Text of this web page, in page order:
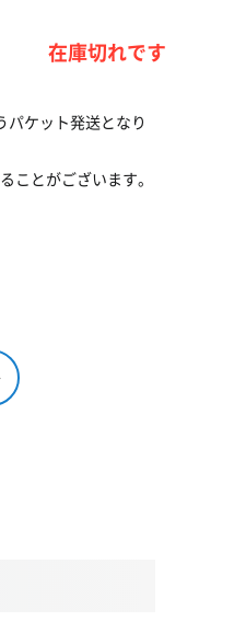
在庫切れです
ケット発送となり
ことがございます。